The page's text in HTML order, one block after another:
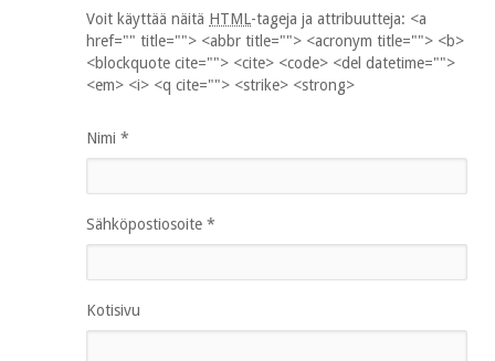
Voit käyttää näitä HTML-tageja ja attribuutteja: <a
href="" title=""> <abbr title=""> <acronym title=""> <b>
<blockquote cite=""> <cite> <code> <del datetime="">
<em> <i> <q cite=""> <strike> <strong>
Nimi *
Sähköpostiosoite *
Kotisivu